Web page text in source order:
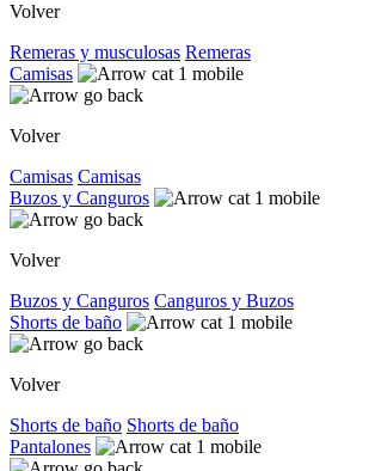
Volver
Remeras y musculosas Remeras
Camisas
Volver
Camisas Camisas
Buzos y Canguros
Volver
Buzos y Canguros Canguros y Buzos
Shorts de baño
Volver
Shorts de baño Shorts de baño
Pantalones